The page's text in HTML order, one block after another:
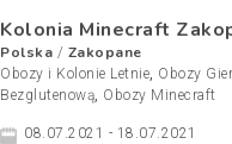
Kolonia Minecraft
Polska / Zakopane
Obozy i Kolonie Letnie, Obozy
Bezglutenową, Obozy Minecraft
08.07.2021 - 18.07.2021